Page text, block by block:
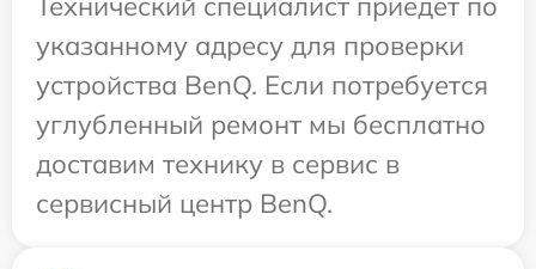
указанному адресу для проверки
устройства BenQ. Если потребуется
углубленный ремонт мы бесплатно
доставим технику в сервис в
сервисный центр BenQ.